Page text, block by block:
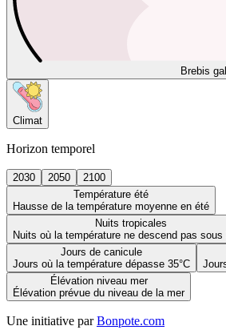
Brebis
Climat
Horizon temporel
2030 2050
2100
Température été
Hausse de la température moyenne en été
Nuits tropicales
Nuits où la température ne descend pas sous
Jours de canicule
Jours où la température dépasse 35°C
Élévation niveau mer
Élévation prévue du niveau de la mer
Une initiative par Bonpote.com